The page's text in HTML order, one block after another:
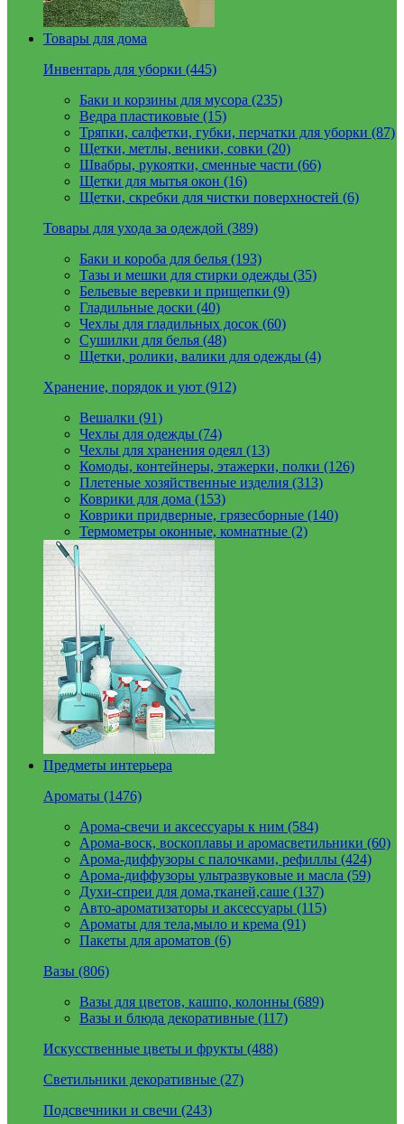
Товары для дома
Инвентарь для уборки (445)
Баки и корзины для мусора (235)
Ведра пластиковые (15)
Тряпки, салфетки, губки, перчатки для уборки (87)
Щетки, метлы, веники, совки (20)
Швабры, рукоятки, сменные части (66)
Щетки для мытья окон (16)
Щетки, скребки для чистки поверхностей (6)
Товары для ухода за одеждой (389)
Баки и короба для белья (193)
Тазы и мешки для стирки одежды (35)
Бельевые веревки и прищепки (9)
Гладильные доски (40)
Чехлы для гладильных досок (60)
Сушилки для белья (48)
Щетки, ролики, валики для одежды (4)
Хранение, порядок и уют (912)
Вешалки (91)
Чехлы для одежды (74)
Чехлы для хранения одеял (13)
Комоды, контейнеры, этажерки, полки (126)
Плетеные хозяйственные изделия (313)
Коврики для дома (153)
Коврики придверные, грязесборные (140)
Термометры оконные, комнатные (2)
Предметы интерьера
Ароматы (1476)
Арома-свечи и аксессуары к ним (584)
Арома-воск, воскоплавы и аромасветильники (60)
Арома-диффузоры с палочками, рефиллы (424)
Арома-диффузоры ультразвуковые и масла (59)
Духи-спреи для дома,тканей,саше (137)
Авто-ароматизаторы и аксессуары (115)
Ароматы для тела,мыло и крема (91)
Пакеты для ароматов (6)
Вазы (806)
Вазы для цветов, кашпо, колонны (689)
Вазы и блюда декоративные (117)
Искусственные цветы и фрукты (488)
Светильники декоративные (27)
Подсвечники и свечи (243)